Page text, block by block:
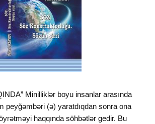
Minilliklər boyu insanlar arasında
peyğəmbəri (ə) yaratdıqdan sonra ona
haqqında söhbətlər gedir. Bu